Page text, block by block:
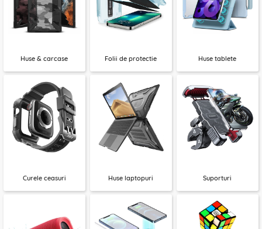
Huse & carcase Folii de protectie Huse tablete
Curele ceasuri Huse laptopuri Suporturi